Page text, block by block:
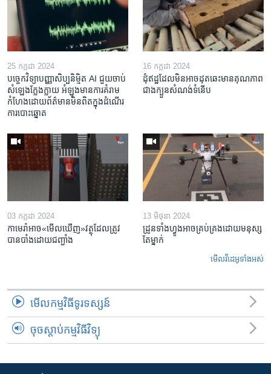
25 កក្កដា 2024
បច្ចេក​វិទ្យា​បញ្ញា​សិប្បនិម្មិត AI ជួយ​ចាប់​
សំឡេង​ក្លែងក្លាយ អំឡុង​មាន​ការ​គំរាម​
កំហែង​ដោយ​ព័ត៌មាន​មិនពិត​ក្នុង​ដំណើរ
ការ​បោះឆ្នោត
16 កក្កដា 2024
ដុំឥដ្ឋ​ដែល​មិន​អាច​ដុត​ឆេះ​មាន​គុណភាព​
ជាង​ក្បួន​សំណង់​ទំនើប
03 កក្កដា 2024
កាមេរ៉ា​អាច«មើលឃើញ»​វត្ថុ​ដែលត្រូវ
បាន​បាំងដោយ​ជញ្ជាំង
13 មិថុនា 2024
ដ្រូនទាំងហ្វូង​​​​អាច​គ្រប់គ្រង​ដោយ​មនុស្ស​
តែ​ម្នាក់
មើល​វីដេអូ​ទាំង​អស់
មើល​កម្មវិធី​ទូរទស្សន៍
ចុចស្តាប់កម្មវិធីវិទ្យុ